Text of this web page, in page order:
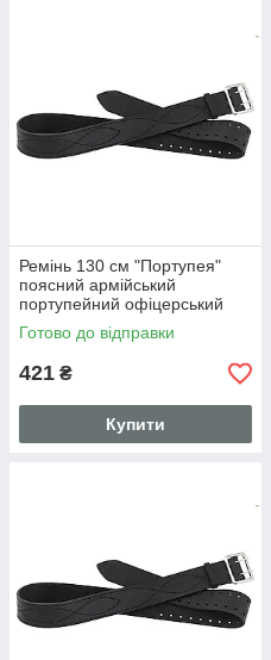
Ремінь 130 см "Портупея"
поясний армійський
портупейний офіцерський
ремінь пояс(шкіряний,
чорний)
Готово до відправки
421 ₴
Купити